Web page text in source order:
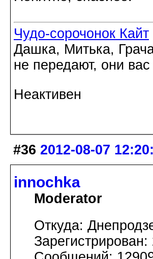
Чудо-сорочонок Кайт
Дашка, Митька,
не передают, они
Неактивен
#36 2012-08-07
innochka
Moderator
Откуда: